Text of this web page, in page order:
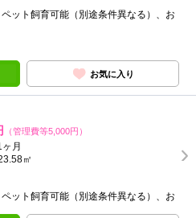
ット飼育可能（別途条件異なる）、お
お気に入り
（管理費等5,000円）
月
㎡
ット飼育可能（別途条件異なる）、お